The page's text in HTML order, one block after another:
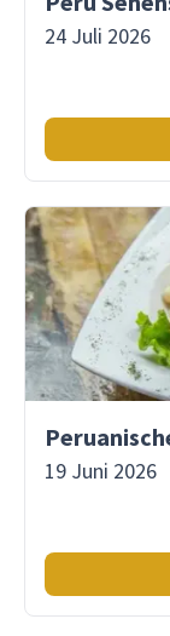
24 Juli 2026
19 Juni 2026